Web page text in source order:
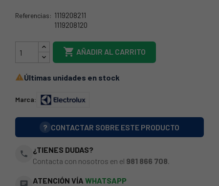
Referencias: 1119208211
1119208120
 AÑADIR AL CARRITO
Últimas unidades en stock
Marca:
? CONTACTAR SOBRE ESTE PRODUCTO
phone
¿TIENES DUDAS?
Contacta con nosotros en el 981 866 708
chat ATENCIÓN VÍA WHATSAPP